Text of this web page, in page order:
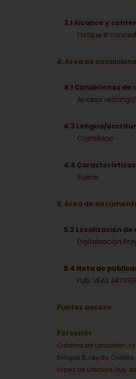
3.1 Alcance y
Enrique III
4. Área de
4.1 Condiciones de
Acceso
4.3 Lengua/
Castellano
4.4
Buena
5. Área de
5.2 Localización de
Digitalización
5.4 Nota de
Pub. VEAS
Puntos acceso
Personas
Catalina de Lancaster,
Enrique III, rey de Castilla
López de Dávalos, Ruy.